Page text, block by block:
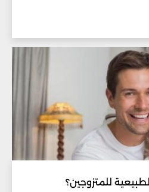
للمتزوجين؟